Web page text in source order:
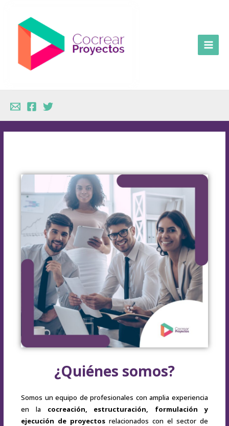
¿Quiénes somos?
Somos un equipo de profesionales con amplia experiencia
en la cocreación, estructuración, formulación y
ejecución de proyectos relacionados con el sector de